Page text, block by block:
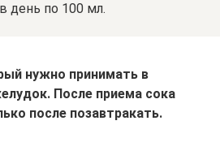
день по 100 мл.
нужно принимать в
После приема сока
после позавтракать.